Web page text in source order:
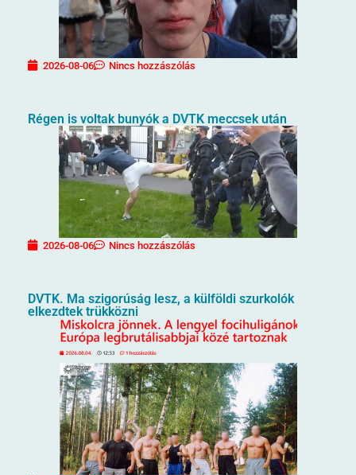
2026-08-06 Nincs hozzászólás
Régen is voltak bunyók a DVTK meccsek után
2026-08-06 Nincs hozzászólás
DVTK. Ma szigorúság lesz, a külföldi szurkolók
elkezdtek trükközni